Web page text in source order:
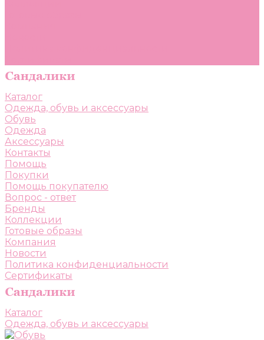
Каталог
Одежда, обувь и аксессуары
Обувь
Одежда
Аксессуары
Контакты
Помощь
Покупки
Помощь покупателю
Вопрос - ответ
Бренды
Коллекции
Готовые образы
Компания
Новости
Политика конфиденциальности
Сертификаты
Каталог
Одежда, обувь и аксессуары